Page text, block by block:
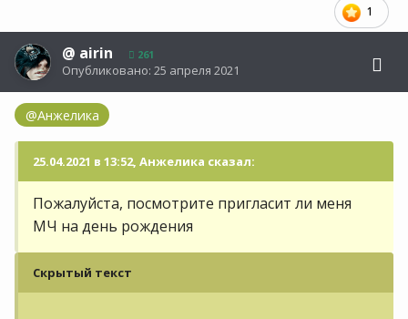
1
@ airin 261
Опубликовано: 25 апреля 2021
@Анжелика
25.04.2021 в 13:52, Анжелика сказал:
Пожалуйста, посмотрите пригласит ли меня
МЧ на день рождения
Скрытый текст